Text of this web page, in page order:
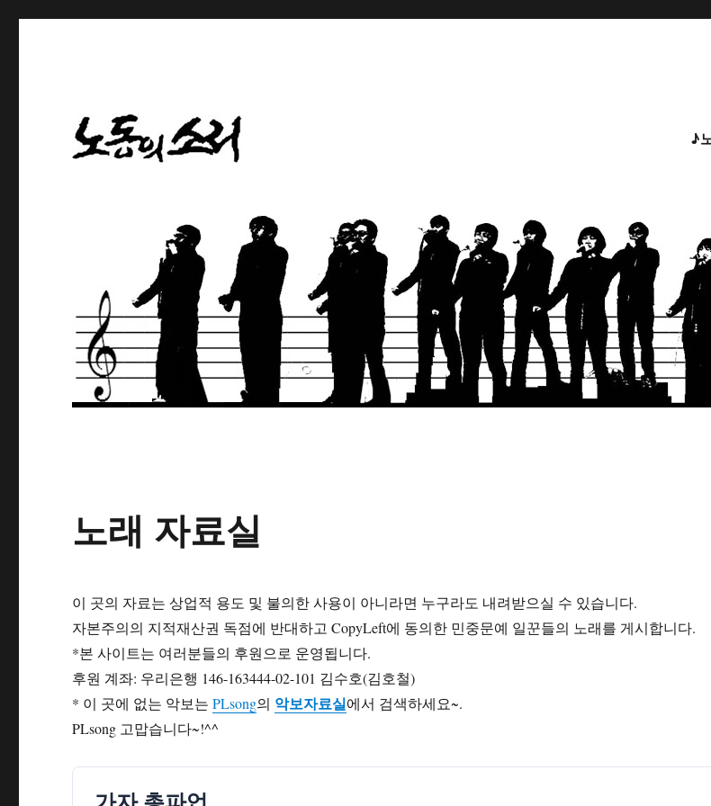
♪
노래 자료실
이 곳의 자료는 상업적 용도 및 불의한 사용이 아니라면 누구라도 내려받으실 수 있습니다.
자본주의의 지적재산권 독점에 반대하고 CopyLeft에 동의한 민중문예 일꾼들의 노래를 게시합니다.
*본 사이트는 여러분들의 후원으로 운영됩니다.
후원 계좌: 우리은행 146-163444-02-101 김수호(김호철)
* 이 곳에 없는 악보는PLsong의 악보자료실에서 검색하세요~.
PLsong 고맙습니다~!^^